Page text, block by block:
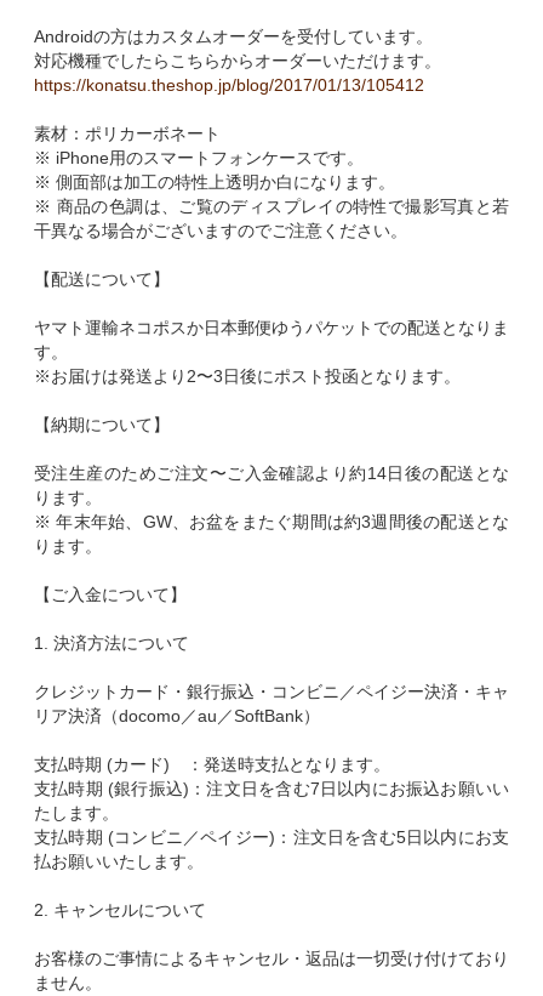
Androidの方はカスタムオーダーを受付しています。
対応機種でしたらこちらからオーダーいただけます。
https://konatsu.theshop.jp/blog/2017/01/13/105412
素材：ポリカーボネート
※ iPhone用のスマートフォンケースです。
※ 側面部は加工の特性上透明か白になります。
※ 商品の色調は、ご覧のディスプレイの特性で撮影写真と若
干異なる場合がございますのでご注意ください。
【配送について】
ヤマト運輸ネコポスか日本郵便ゆうパケットでの配送となりま
す。
※お届けは発送より2〜3日後にポスト投函となります。
【納期について】
受注生産のためご注文〜ご入金確認より約14日後の配送とな
ります。
※ 年末年始、GW、お盆をまたぐ期間は約3週間後の配送とな
ります。
【ご入金について】
1. 決済方法について
クレジットカード・銀行振込・コンビニ／ペイジー決済・キャ
リア決済（docomo／au／SoftBank）
支払時期 (カード) ：発送時支払となります。
支払時期 (銀行振込)：注文日を含む7日以内にお振込お願いい
たします。
支払時期 (コンビニ／ペイジー)：注文日を含む5日以内にお支
払お願いいたします。
2. キャンセルについて
お客様のご事情によるキャンセル・返品は一切受け付けており
ません。